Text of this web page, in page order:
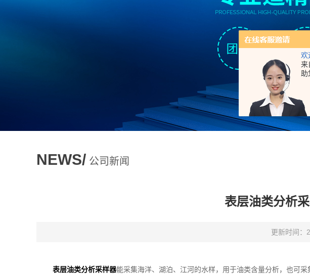
欢
来
助
NEWS/ 公司新闻
表层油类分析
更新时间：
表层油类分析采样器能采集海洋、湖泊、江河的水样，用于油类含量分析，也可